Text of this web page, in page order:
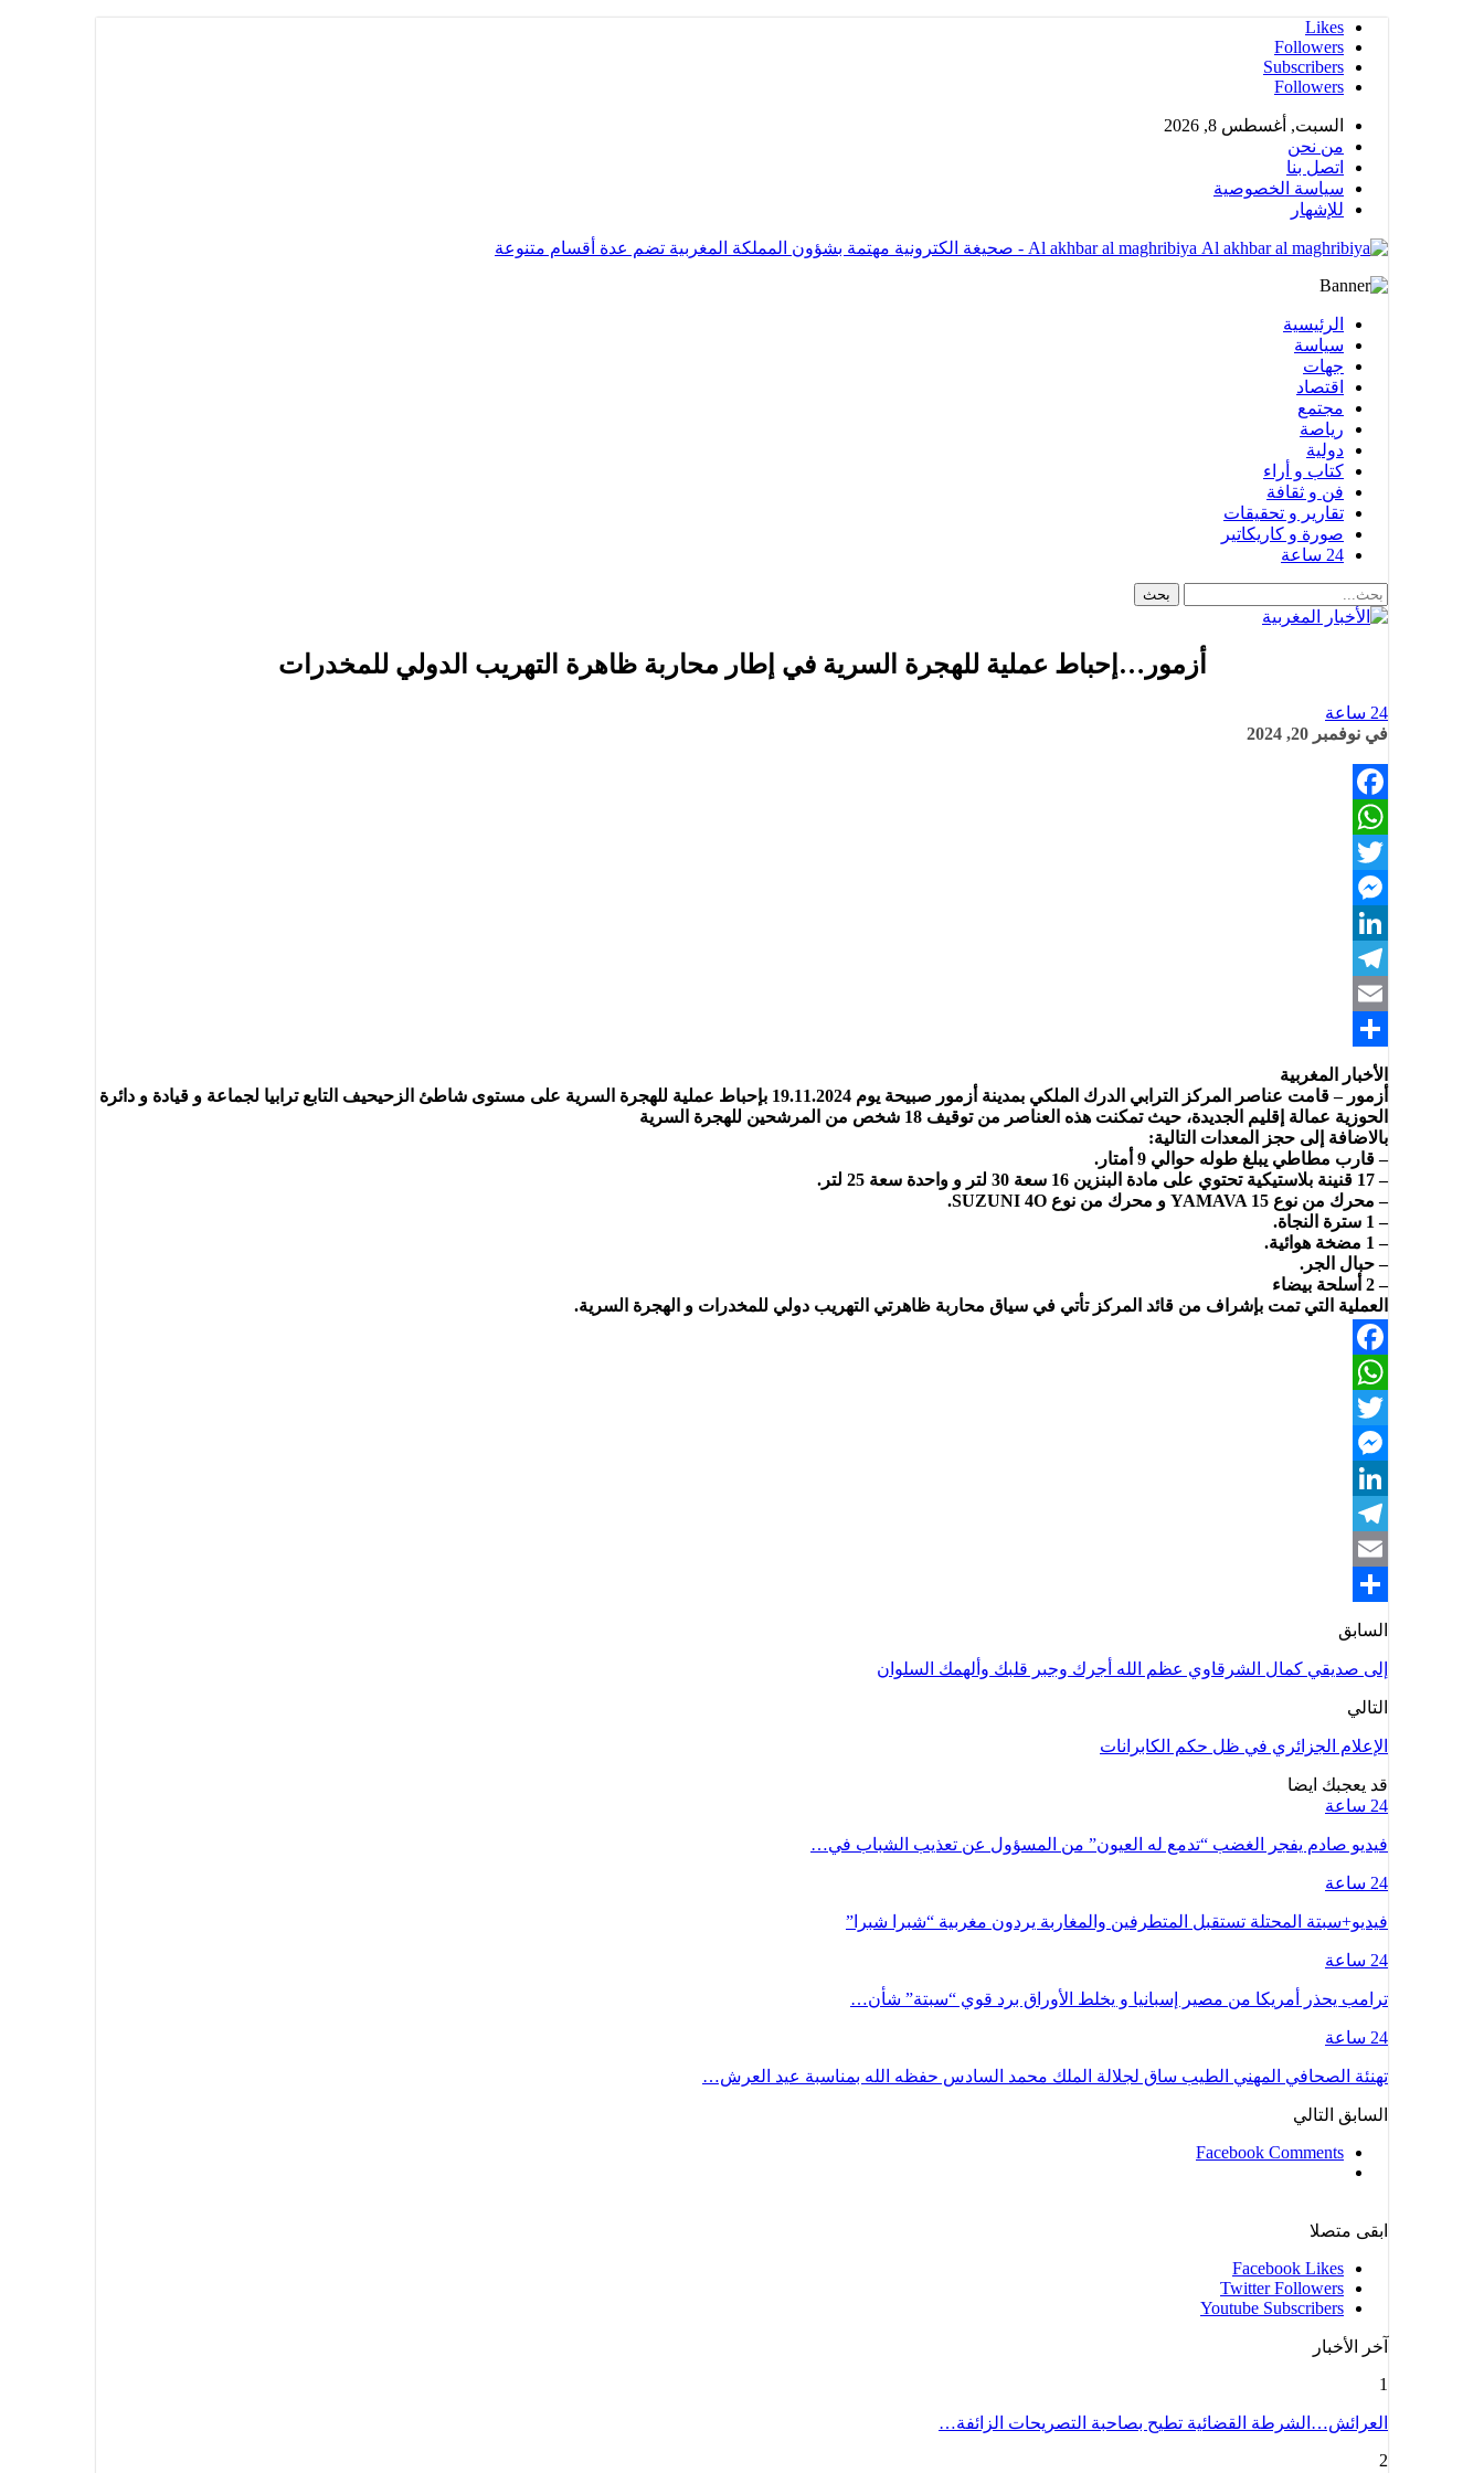
Likes
Followers
Subscribers
Followers
السبت, أغسطس 8, 2026
من نحن
اتصل بنا
سياسة الخصوصية
للإشهار
Al akhbar al maghribiya - صحيغة الكترونية مهتمة بشؤون المملكة المغربية تضم عدة أقسام متنوعة
الرئيسية
سياسة
جهات
اقتصاد
مجتمع
رياصة
دولية
كتاب و أراء
فن و ثقافة
تقارير و تحقيقات
صورة و كاريكاتير
24 ساعة
أزمور…إحباط عملية للهجرة السرية في إطار محاربة ظاهرة التهريب الدولي للمخدرات
24 ساعة
في نوفمبر 20, 2024
Facebook
WhatsApp
Twitter
Messenger
LinkedIn
Telegram
Email
Share
الأخبار المغربية
أزمور – قامت عناصر المركز الترابي الدرك الملكي بمدينة أزمور صبيحة يوم 19.11.2024 بإحباط عملية للهجرة السرية على مستوى شاطئ الزحيحيف التابع ترابيا لجماعة و قيادة و دائرة
الحوزية عمالة إقليم الجديدة، حيث تمكنت هذه العناصر من توقيف 18 شخص من المرشحين للهجرة السرية
بالاضافة إلى حجز المعدات التالية:
– قارب مطاطي يبلغ طوله حوالي 9 أمتار.
– 17 قنينة بلاستيكية تحتوي على مادة البنزين 16 سعة 30 لتر و واحدة سعة 25 لتر.
– محرك من نوع YAMAVA 15 و محرك من نوع SUZUNI 4O.
– 1 سترة النجاة.
– 1 مضخة هوائية.
– حبال الجر.
– 2 أسلحة بيضاء
العملية التي تمت بإشراف من قائد المركز تأتي في سياق محاربة ظاهرتي التهريب دولي للمخدرات و الهجرة السرية.
Facebook
WhatsApp
Twitter
Messenger
LinkedIn
Telegram
Email
Share
السابق
إلى صديقي كمال الشرقاوي عظم الله أجرك وجبر قلبك وألهمك السلوان
التالي
الإعلام الجزائري في ظل حكم الكابرانات
قد يعجبك ايضا
24 ساعة
فيديو صادم يفجر الغضب “تدمع له العيون” من المسؤول عن تعذيب الشباب في…
24 ساعة
فيديو+سبتة المحتلة تستقبل المتطرفين والمغاربة يردون مغربية “شبرا شبرا”
24 ساعة
ترامب يحذر أمريكا من مصير إسبانيا و يخلط الأوراق برد قوي “سبتة” شأن…
24 ساعة
تهنئة الصحافي المهني الطيب ساق لجلالة الملك محمد السادس حفظه الله بمناسبة عيد العرش…
السابق التالي
Facebook Comments
ابقى متصلا
Facebook Likes
Twitter Followers
Youtube Subscribers
آخر الأخبار
1
العرائش…الشرطة القضائية تطيح بصاحبة التصريحات الزائفة…
2